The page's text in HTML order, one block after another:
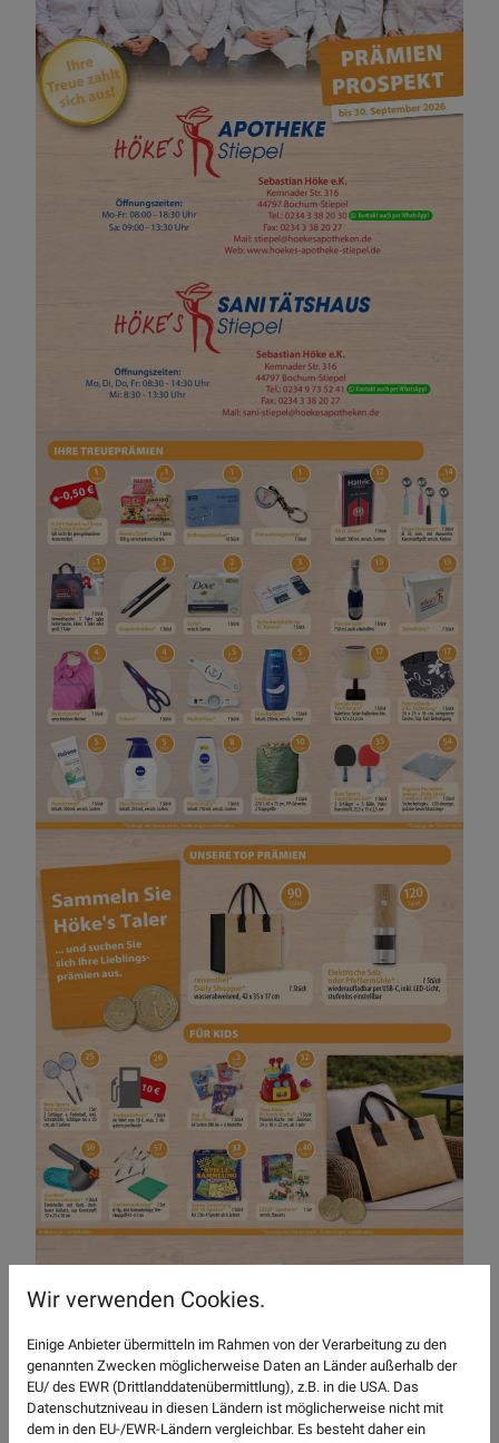
Wir verwenden Cookies.
Einige Anbieter übermitteln im Rahmen von der Verarbeitung zu den
genannten Zwecken möglicherweise Daten an Länder außerhalb der
EU/ des EWR (Drittlanddatenübermittlung), z.B. in die USA. Das
Datenschutzniveau in diesen Ländern ist möglicherweise nicht mit
dem in den EU-/EWR-Ländern vergleichbar. Es besteht daher ein